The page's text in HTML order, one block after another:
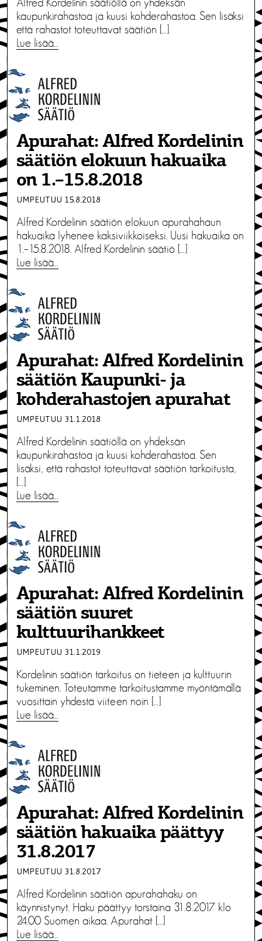
Alfred Kordelinin säätiöllä on yhdeksän
kaupunkirahastoa ja kuusi kohderahastoa. Sen lisäksi
että rahastot toteuttavat säätiön […]
Lue lisää…
Apurahat: Alfred Kordelinin
säätiön elokuun hakuaika
on 1.–15.8.2018
UMPEUTUU 15.8.2018
Alfred Kordelinin säätiön elokuun apurahahaun
hakuaika lyhenee kaksiviikkoiseksi. Uusi hakuaika on
1.–15.8.2018. Alfred Kordelinin säätiö […]
Lue lisää…
Apurahat: Alfred Kordelinin
säätiön Kaupunki- ja
kohderahastojen apurahat
UMPEUTUU 31.1.2018
Alfred Kordelinin säätiöllä on yhdeksän
kaupunkirahastoa ja kuusi kohderahastoa. Sen
lisäksi, että rahastot toteuttavat säätiön tarkoitusta,
Lue lisää…
Apurahat: Alfred Kordelinin
säätiön suuret
kulttuurihankkeet
UMPEUTUU 31.1.2019
Kordelinin säätiön tarkoitus on tieteen ja kulttuurin
tukeminen. Toteutamme tarkoitustamme myöntämällä
vuosittain yhdestä viiteen noin […]
Lue lisää…
Apurahat: Alfred Kordelinin
säätiön hakuaika päättyy
31.8.2017
UMPEUTUU 31.8.2017
Alfred Kordelinin säätiön apurahahaku on
käynnistynyt. Haku päättyy torstaina 31.8.2017 klo
24.00 Suomen aikaa. Apurahat […]
Lue lisää…